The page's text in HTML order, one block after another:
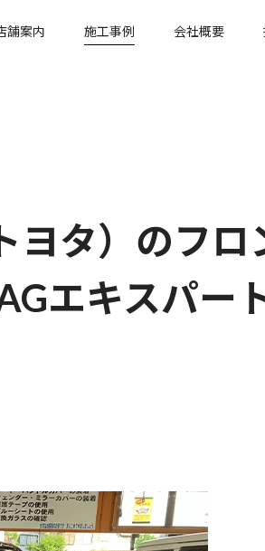
舗案内 施工事例 会社概要
ヨタ）のフロ
エキスパー